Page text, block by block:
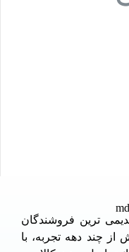
ترین فروشندگان
چند دهه تجربه، با